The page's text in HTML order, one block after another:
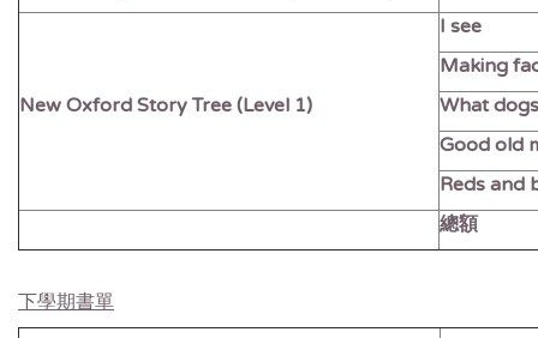
New Oxford Story Tree (Level 1)
I see
Making
What
Good old
Reds and
總額
下學期書單